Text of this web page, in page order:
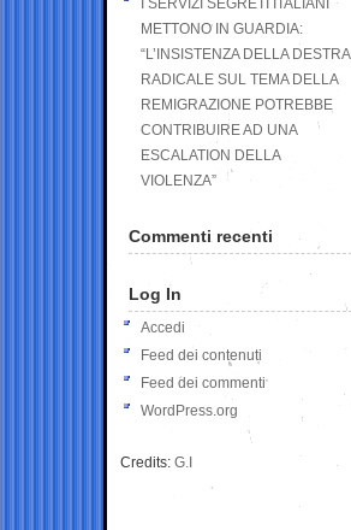
I SERVIZI SEGRETI ITALIANI
METTONO IN GUARDIA:
“L’INSISTENZA DELLA DESTRA
RADICALE SUL TEMA DELLA
REMIGRAZIONE POTREBBE
CONTRIBUIRE AD UNA
ESCALATION DELLA
VIOLENZA”
Commenti recenti
Log In
Accedi
Feed dei contenuti
Feed dei commenti
WordPress.org
Credits: G.I